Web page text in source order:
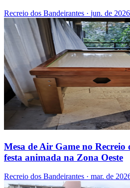
Recreio dos Bandeirantes · jun. de 2026
Mesa de Air Game no Recreio
festa animada na Zona Oeste
Recreio dos Bandeirantes · mar. de